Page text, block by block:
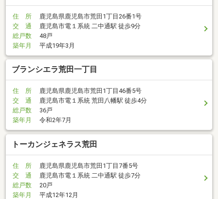
住 所
鹿児島県鹿児島市荒田1丁目26番1号
交 通
鹿児島市電１系統 二中通駅 徒歩9分
総戸数
48戸
築年月
平成19年3月
ブランシエラ荒田一丁目
住 所
鹿児島県鹿児島市荒田1丁目46番5号
交 通
鹿児島市電１系統 荒田八幡駅 徒歩4分
総戸数
36戸
築年月
令和2年7月
トーカンジェネラス荒田
住 所
鹿児島県鹿児島市荒田1丁目7番5号
交 通
鹿児島市電１系統 二中通駅 徒歩7分
総戸数
20戸
築年月
平成12年12月